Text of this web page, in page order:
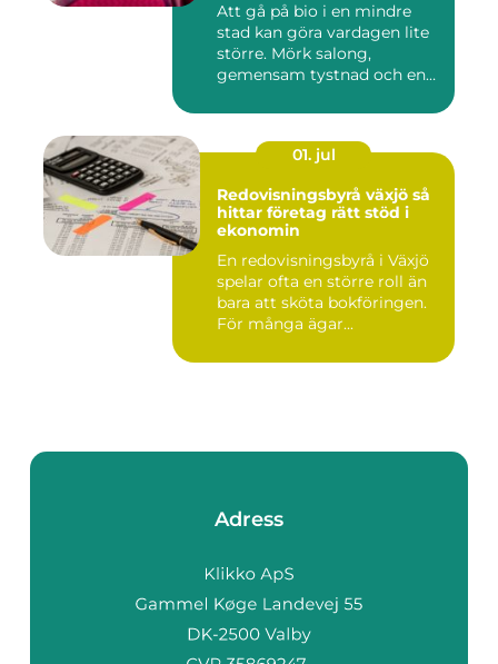
Att gå på bio i en mindre
stad kan göra vardagen lite
större. Mörk salong,
gemensam tystnad och en
01. jul
Redovisningsbyrå växjö så
hittar företag rätt stöd i
ekonomin
En redovisningsbyrå i Växjö
spelar ofta en större roll än
bara att sköta bokföringen.
För många ägar...
Adress